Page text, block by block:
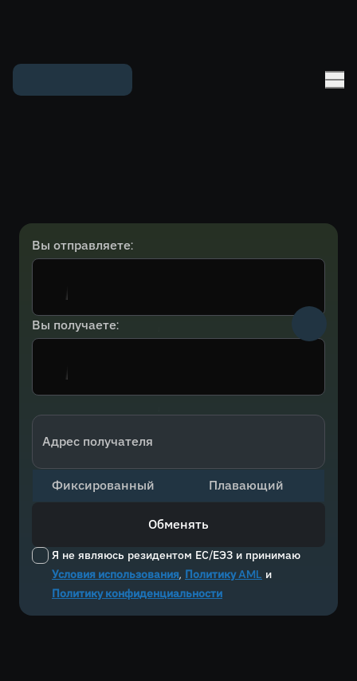
Вы отправляете:
Вы получаете:
Адрес получателя
Я не являюсь резидентом ЕС/ЕЭЗ и принимаю
Условия использования, Политику AML и
Политику конфиденциальности
Фиксированный Плавающий
Обменять